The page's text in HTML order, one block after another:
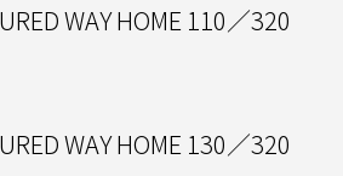
WAY HOME 110／320
WAY HOME 130／320